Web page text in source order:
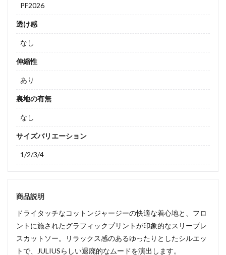
PF2026
透け感
なし
伸縮性
あり
裏地の有無
なし
サイズバリエーション
1/2/3/4
商品説明
ドライタッチなコットンジャージーの快適な着心地と、フロ
ントに施されたグラフィックプリントが印象的なスリーブレ
スカットソー。リラックス感のあるゆったりとしたシルエッ
トで、JULIUSらしい退廃的なムードを演出します。